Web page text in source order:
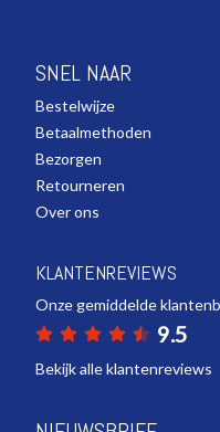
SNEL NAAR
Bestelwijze
Betaalmethoden
Bezorgen
Retourneren
Over ons
KLANTENREVIEWS
Onze gemiddelde
9.5
Bekijk alle klantenreviews